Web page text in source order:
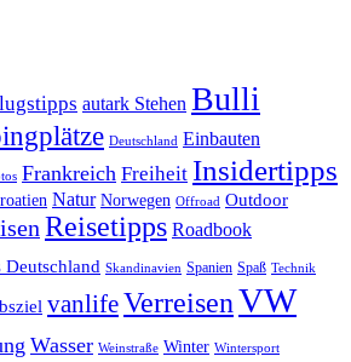
autark Stehen Bulli
Deutschland Einbauten
Frankreich Freiheit Insidertipps
Natur Norwegen Offroad Outdoor
Reisetipps Roadbook
Deutschland Skandinavien Spanien Spaß Technik
vanlifeVerreisenVW
Wasser Weinstraße Winter Wintersport